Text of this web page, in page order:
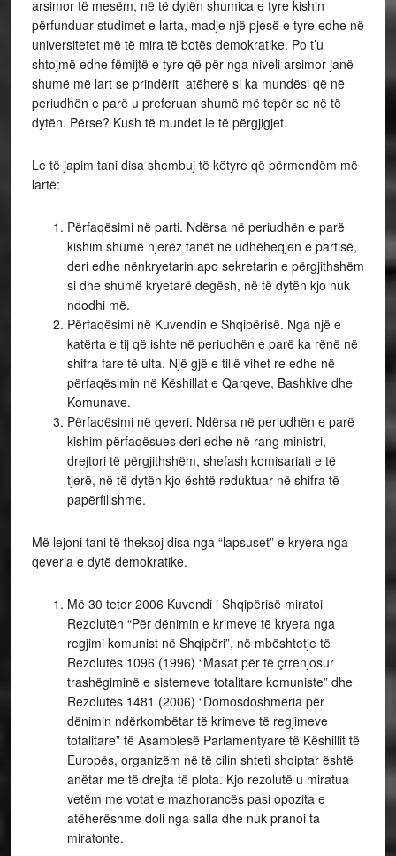
arsimor të mesëm, në të dytën shumica e tyre kishin
përfunduar studimet e larta, madje një pjesë e tyre edhe në
universitetet më të mira të botës demokratike. Po t’u
shtojmë edhe fëmijtë e tyre që për nga niveli arsimor janë
shumë më lart se prindërit atëherë si ka mundësi që në
periudhën e parë u preferuan shumë më tepër se në të
dytën. Përse? Kush të mundet le të përgjigjet.
Le të japim tani disa shembuj të këtyre që përmendëm më
lartë:
Përfaqësimi në parti. Ndërsa në periudhën e parë
kishim shumë njerëz tanët në udhëheqjen e partisë,
deri edhe nënkryetarin apo sekretarin e përgjithshëm
si dhe shumë kryetarë degësh, në të dytën kjo nuk
ndodhi më.
Përfaqësimi në Kuvendin e Shqipërisë. Nga një e
katërta e tij që ishte në periudhën e parë ka rënë në
shifra fare të ulta. Një gjë e tillë vihet re edhe në
përfaqësimin në Këshillat e Qarqeve, Bashkive dhe
Komunave.
Përfaqësimi në qeveri. Ndërsa në periudhën e parë
kishim përfaqësues deri edhe në rang ministri,
drejtori të përgjithshëm, shefash komisariati e të
tjerë, në të dytën kjo është reduktuar në shifra të
papërfillshme.
Më lejoni tani të theksoj disa nga “lapsuset” e kryera nga
qeveria e dytë demokratike.
Më 30 tetor 2006 Kuvendi i Shqipërisë miratoi
Rezolutën “Për dënimin e krimeve të kryera nga
regjimi komunist në Shqipëri”, në mbështetje të
Rezolutës 1096 (1996) “Masat për të çrrënjosur
trashëgiminë e sistemeve totalitare komuniste” dhe
Rezolutës 1481 (2006) “Domosdoshmëria për
dënimin ndërkombëtar të krimeve të regjimeve
totalitare” të Asamblesë Parlamentyare të Këshillit të
Europës, organizëm në të cilin shteti shqiptar është
anëtar me të drejta të plota. Kjo rezolutë u miratua
vetëm me votat e mazhorancës pasi opozita e
atëherëshme doli nga salla dhe nuk pranoi ta
miratonte.